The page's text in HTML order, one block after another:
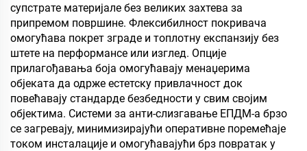
супстрате материјале без великих захтева за
припремом површине. Флексибилност покривача
омогућава покрет зграде и топлотну експанзију без
штете на перформансе или изглед. Опције
прилагођавања боја омогућавају менаџерима
објеката да одрже естетску привлачност док
повећавају стандарде безбедности у свим својим
објектима. Системи за анти-слизгавање ЕПДМ-а брзо
се загревају, минимизирајући оперативне поремећаје
током инсталације и омогућавајући брз повратак у